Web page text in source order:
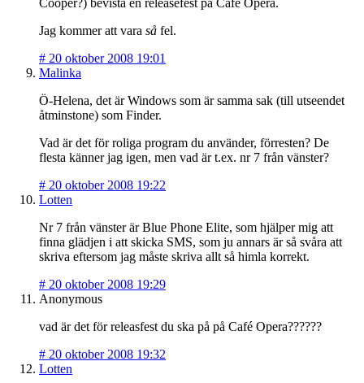
Jag kommer att vara så fel.
# 20 oktober 2008 19:01
Malinka
Ö-Helena, det är Windows som är samma sak (till utseendet
åtminstone) som Finder.
Vad är det för roliga program du använder, förresten? De
flesta känner jag igen, men vad är t.ex. nr 7 från vänster?
# 20 oktober 2008 19:22
Lotten
Nr 7 från vänster är Blue Phone Elite, som hjälper mig att
finna glädjen i att skicka SMS, som ju annars är så svåra att
skriva eftersom jag måste skriva allt så himla korrekt.
# 20 oktober 2008 19:29
Anonymous
vad är det för releasfest du ska på på Café Opera??????
# 20 oktober 2008 19:32
Lotten